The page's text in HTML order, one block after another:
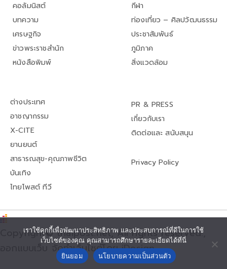
คอลัมนิสต์
บทความ
เศรษฐกิจ
ข่าวพระราชสำนัก
หนังสือพิมพ์
กีฬา
ท่องเที่ยว – ศิลปวัฒนธรรม
ประชาสัมพันธ์
ภูมิภาค
สิ่งแวดล้อม
ต่างประเทศ
อาชญากรรม
X-CITE
ยานยนต์
สาธารณสุข-คุณภาพชีวิต
บันเทิง
ไทยโพสต์ ทีวี
PR & PRESS
เกี่ยวกับเรา
ติดต่อและ สนับสนุน
Privacy Policy
Copyright© thaipost.net, All rights reserved.,
ออกแบบเว็บ จัดทำเว็บไซต์โดย iDesign
เราใช้คุกกี้เพื่อพัฒนาประสิทธิภาพ และประสบการณ์ที่ดีในการใช้
เว็บไซต์ของคุณ คุณสามารถศึกษารายละเอียดได้ที่นี่
ยินยอม
นโยบายความเป็นส่วนตัว